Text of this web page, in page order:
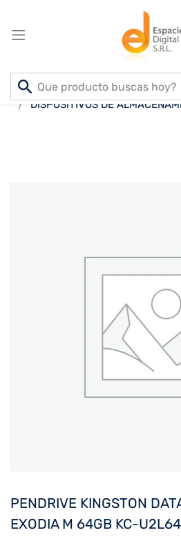
Inicio PRODUCTOS
DISPOSITIVOS DE
PENDRIVE KINGSTON
EXODIA M 64GB KC-
Sign
Create an